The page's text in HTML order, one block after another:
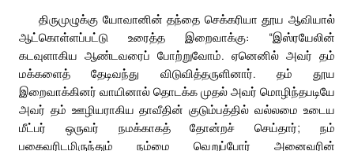
திருமுழுக்கு யோவானின் தந்தை செக்கரியா தூய ஆவியால்
ஆட்கொள்ளப்பட்டு உரைத்த இறைவாக்கு: “இஸ்ரயேலின்
கடவுளாகிய ஆண்டவரைப் போற்றுவோம். ஏனெனில் அவர் தம்
மக்களைத் தேடிவந்து விடுவித்தருளினார். தம் தூய
இறைவாக்கினர் வாயினால் தொடக்க முதல் அவர் மொழிந்தபடியே
அவர் தம் ஊழியராகிய தாவீதின் குடும்பத்தில் வல்லமை உடைய
மீட்பர் ஒருவர் நமக்காகத் தோன்றச் செய்தார்; நம்
பகைவரிடமிருந்தும் நம்மை வெறுப்போர் அனைவரின்